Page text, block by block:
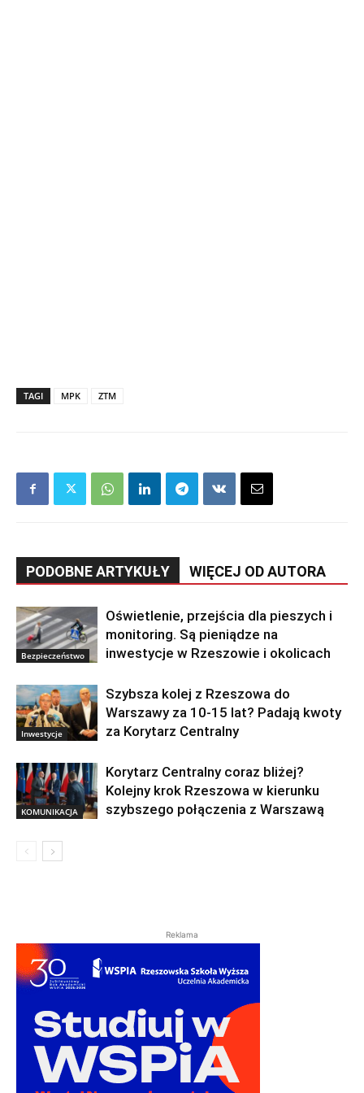
TAGI MPK ZTM
PODOBNE ARTYKUŁY WIĘCEJ OD AUTORA
Bezpieczeństwo
Oświetlenie, przejścia dla pieszych i
monitoring. Są pieniądze na
inwestycje w Rzeszowie i okolicach
Inwestycje
Szybsza kolej z Rzeszowa do
Warszawy za 10-15 lat? Padają kwoty
za Korytarz Centralny
KOMUNIKACJA
Korytarz Centralny coraz bliżej?
Kolejny krok Rzeszowa w kierunku
szybszego połączenia z Warszawą
Reklama